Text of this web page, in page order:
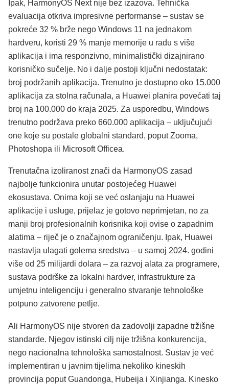
Ipak, HarmonyOS Next nije bez izazova. Tehnička
evaluacija otkriva impresivne performanse – sustav se
pokreće 32 % brže nego Windows 11 na jednakom
hardveru, koristi 29 % manje memorije u radu s više
aplikacija i ima responzivno, minimalistički dizajnirano
korisničko sučelje. No i dalje postoji ključni nedostatak:
broj podržanih aplikacija. Trenutno je dostupno oko 15.000
aplikacija za stolna računala, a Huawei planira povećati taj
broj na 100.000 do kraja 2025. Za usporedbu, Windows
trenutno podržava preko 660.000 aplikacija – uključujući
one koje su postale globalni standard, poput Zooma,
Photoshopa ili Microsoft Officea.
Trenutačna izoliranost znači da HarmonyOS zasad
najbolje funkcionira unutar postojećeg Huawei
ekosustava. Onima koji se već oslanjaju na Huawei
aplikacije i usluge, prijelaz je gotovo neprimjetan, no za
manji broj profesionalnih korisnika koji ovise o zapadnim
alatima – riječ je o značajnom ograničenju. Ipak, Huawei
nastavlja ulagati golema sredstva – u samoj 2024. godini
više od 25 milijardi dolara – za razvoj alata za programere,
sustava podrške za lokalni hardver, infrastrukture za
umjetnu inteligenciju i generalno stvaranje tehnološke
potpuno zatvorene petlje.
Ali HarmonyOS nije stvoren da zadovolji zapadne tržišne
standarde. Njegov istinski cilj nije tržišna konkurencija,
nego nacionalna tehnološka samostalnost. Sustav je već
implementiran u javnim tijelima nekoliko kineskih
provincija poput Guandonga, Hubeija i Xinjianga. Kinesko